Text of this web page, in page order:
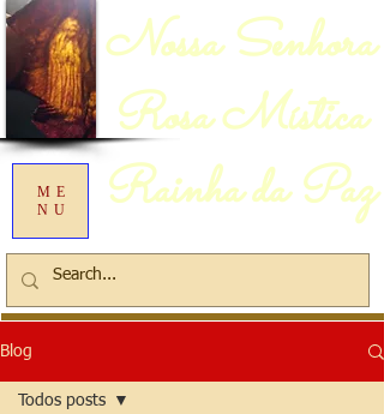
ME
NU
Nossa Senhora
Rosa Mística
Rainha da Paz
Blog
Todos posts